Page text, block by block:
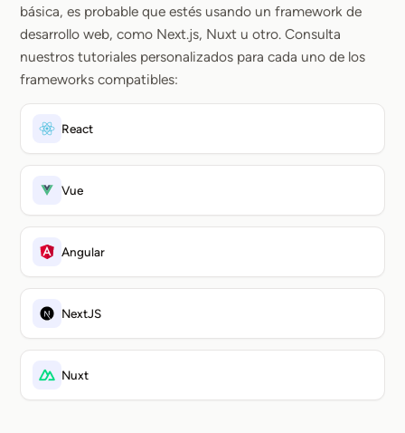
básica, es probable que estés usando un framework de
desarrollo web, como Next.js, Nuxt u otro. Consulta
nuestros tutoriales personalizados para cada uno de los
frameworks compatibles:
React
Vue
Angular
NextJS
Nuxt